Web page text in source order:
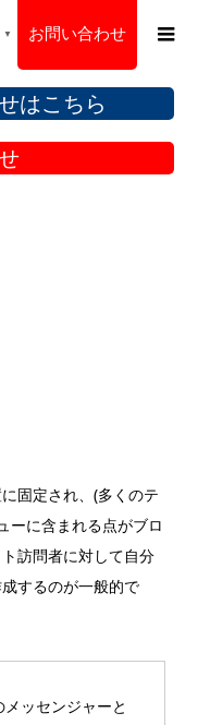
▼ お問い合わせ
はこちら
固定され、(多くのテ
ーに含まれる点がブロ
訪問者に対して自分
するのが一般的で
ッセンジャーと